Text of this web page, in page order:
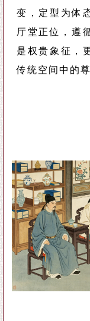
变，定型为体
厅堂正位，遵
是权贵象征，
传统空间中的